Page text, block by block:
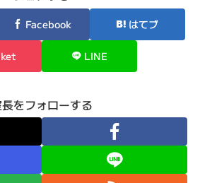
Facebook はてブ
LINE
をフォローする